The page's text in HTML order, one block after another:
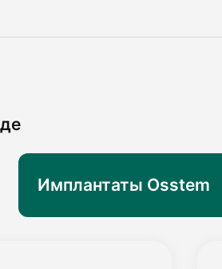
Имплантаты Osstem